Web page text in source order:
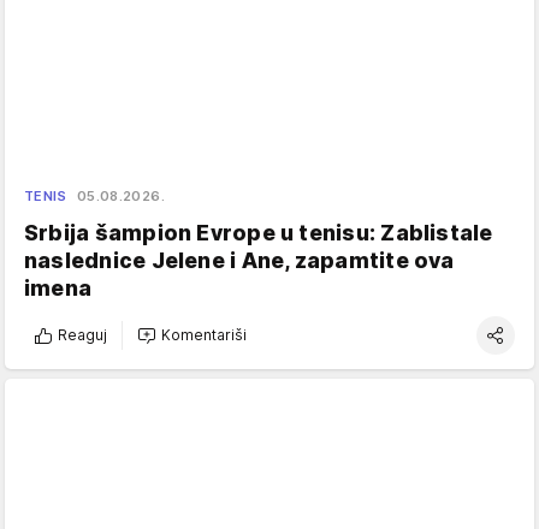
TENIS 05.08.2026.
Srbija šampion Evrope u tenisu: Zablistale
naslednice Jelene i Ane, zapamtite ova
imena
Reaguj Komentariši